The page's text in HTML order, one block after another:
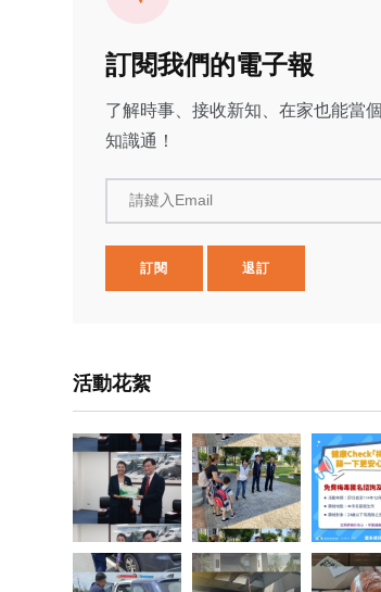
訂閱我們的電子報
了解時事、接收新知、在家也能當個
知識通！
請鍵入Email
訂閱 退訂
活動花絮